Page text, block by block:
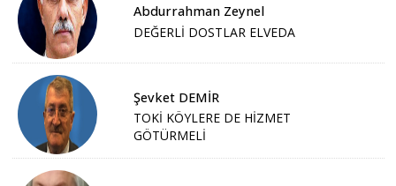
Abdurrahman Zeynel
DEĞERLİ DOSTLAR ELVEDA
Şevket DEMİR
TOKİ KÖYLERE DE HİZMET
GÖTÜRMELİ